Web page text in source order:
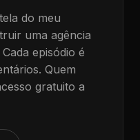
do meu
uma agência
episódio é
Quem
gratuito a